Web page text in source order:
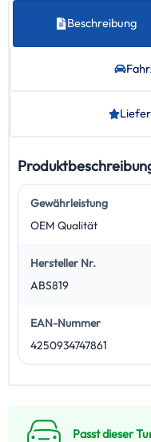
Beschreibung
Gewährleistung
OEM Qualität
Hersteller Nr.
ABS819
EAN-Nummer
4250934747861
Passt dieser